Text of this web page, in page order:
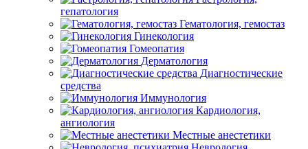
гепатология
Гематология, гемостаз
Гинекология
Гомеопатия
Дерматология
Диагностические
средства
Иммунология
Кардиология,
ангиология
Местные анестетики